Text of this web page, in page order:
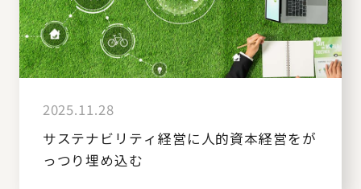
2025.11.28
サステナビリティ経営に人的資本経営をが
っつり埋め込む